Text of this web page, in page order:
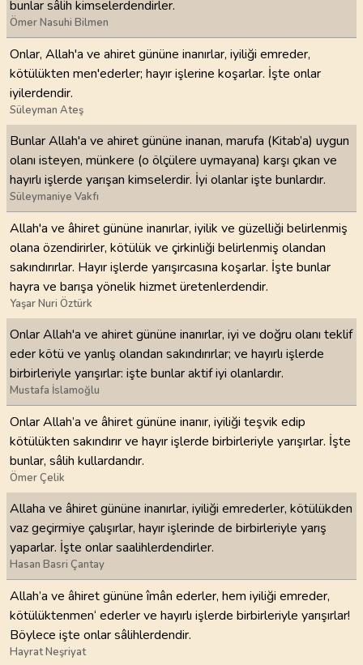
bunlar sâlih kimselerdendirler.
Ömer Nasuhi Bilmen
Onlar, Allah'a ve ahiret gününe inanırlar, iyiliği emreder,
kötülükten men'ederler; hayır işlerine koşarlar. İşte onlar
iyilerdendir.
Süleyman Ateş
Bunlar Allah'a ve ahiret gününe inanan, marufa (Kitab’a) uygun
olanı isteyen, münkere (o ölçülere uymayana) karşı çıkan ve
hayırlı işlerde yarışan kimselerdir. İyi olanlar işte bunlardır.
Süleymaniye Vakfı
Allah'a ve âhiret gününe inanırlar, iyilik ve güzelliği belirlenmiş
olana özendirirler, kötülük ve çirkinliği belirlenmiş olandan
sakındırırlar. Hayır işlerde yarışırcasına koşarlar. İşte bunlar
hayra ve barışa yönelik hizmet üretenlerdendir.
Yaşar Nuri Öztürk
Onlar Allah'a ve ahiret gününe inanırlar, iyi ve doğru olanı teklif
eder kötü ve yanlış olandan sakındırırlar; ve hayırlı işlerde
birbirleriyle yarışırlar: işte bunlar aktif iyi olanlardır.
Mustafa İslamoğlu
Onlar Allah’a ve âhiret gününe inanır, iyiliği teşvik edip
kötülükten sakındırır ve hayır işlerde birbirleriyle yarışırlar. İşte
bunlar, sâlih kullardandır.
Ömer Çelik
Allaha ve âhiret gününe inanırlar, iyiliği emrederler, kötülükden
vaz geçirmiye çalışırlar, hayır işlerinde de birbirleriyle yarış
yaparlar. İşte onlar saalihlerdendirler.
Hasan Basri Çantay
Allah’a ve âhiret gününe îmân ederler, hem iyiliği emreder,
kötülüktenmen‘ ederler ve hayırlı işlerde birbirleriyle yarışırlar!
Böylece işte onlar sâlihlerdendir.
Hayrat Neşriyat